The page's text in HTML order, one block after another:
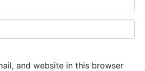
and website in this browser